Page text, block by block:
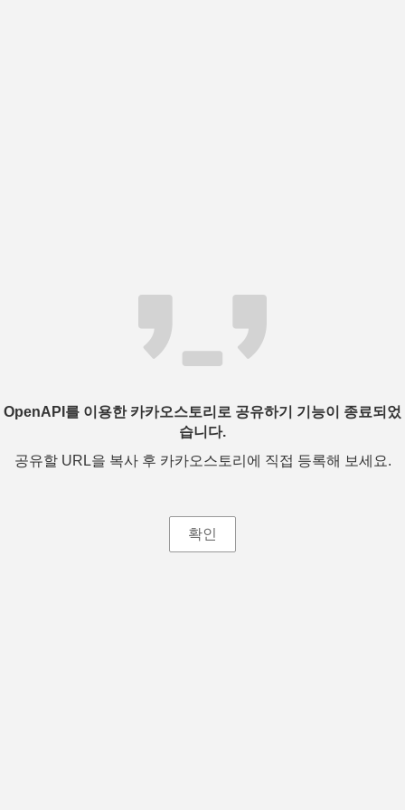
OpenAPI를 이용한 카카오스토리로 공유하기 기능이 종료되었
습니다.
공유할 URL을 복사 후 카카오스토리에 직접 등록해 보세요.
확인